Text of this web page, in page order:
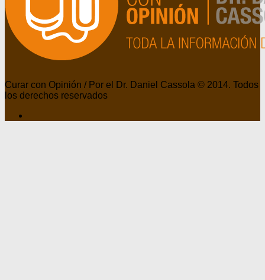
Curar con Opinión / Por el Dr. Daniel Cassola © 2014. Todos
los derechos reservados